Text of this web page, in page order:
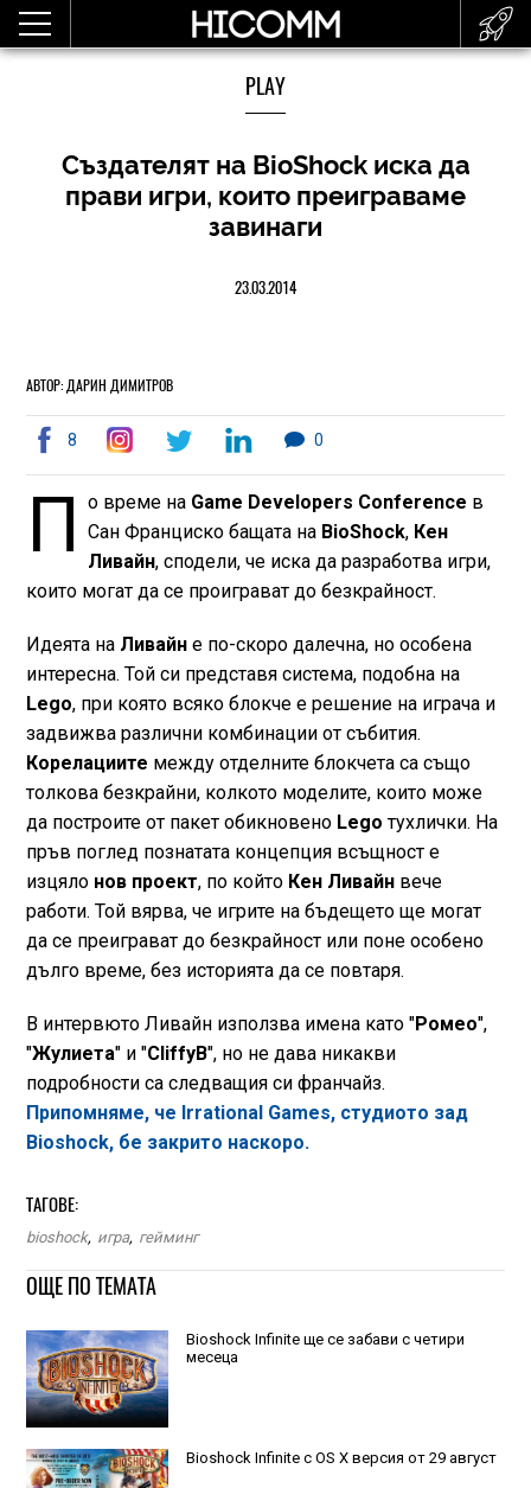
PLAY
Създателят на BioShock иска да
прави игри, които преиграваме
завинаги
23.03.2014
АВТОР: ДАРИН ДИМИТРОВ
8 0
П о време на Game Developers Conference в
Сан Франциско бащата на BioShock, Кен
Ливайн, сподели, че иска да разработва игри,
които могат да се проиграват до безкрайност.
Идеята на Ливайне по-скоро далечна, но особена
интересна. Той си представя система, подобна на
Lego, при която всяко блокче е решение на играча и
задвижва различни комбинации от събития.
Корелациите между отделните блокчета са също
толкова безкрайни, колкото моделите, които може
да построите от пакет обикновено Lego тухлички. На
пръв поглед познатата концепция всъщност е
изцяло нов проект, по който Кен Ливайнвече
работи. Той вярва, че игрите на бъдещето ще могат
да се преиграват до безкрайност или поне особено
дълго време, без историята да се повтаря.
В интервюто Ливайн използва имена като "Ромео",
"Жулиета" и "CliffyB", но не дава никакви
подробности са следващия си франчайз.
Припомняме, че Irrational Games, студиото зад
Bioshock, бе закрито наскоро.
ТАГОВЕ:
bioshock, игра, гейминг
ОЩЕ ПО ТЕМАТА
Bioshock Infinite ще се забави с четири
месеца
Bioshock Infinite с OS X версия от 29 август